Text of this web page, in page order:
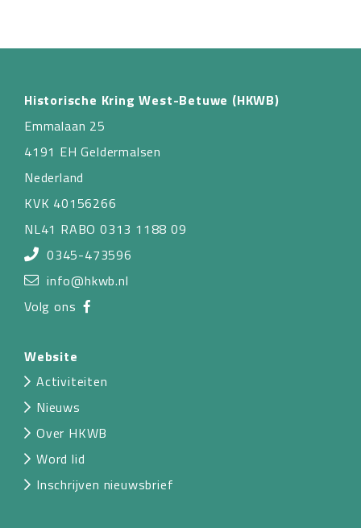
Historische Kring West-Betuwe (HKWB)
Emmalaan 25
4191 EH Geldermalsen
Nederland
KVK 40156266
NL41 RABO 0313 1188 09
0345-473596
info@hkwb.nl
Volg ons
Website
Activiteiten
Nieuws
Over HKWB
Word lid
Inschrijven nieuwsbrief